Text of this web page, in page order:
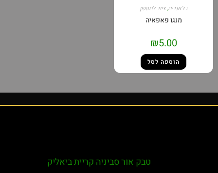
בלאנדים,ציוד למעשן
מנגו פאפאיה
₪5.00
הוספה לסל
טבק אור סביניה קריית ביאליק